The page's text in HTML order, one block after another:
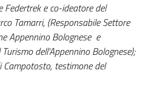
Federtrek e co-ideatore del
Tamarri, (Responsabile Settore
Appennino Bolognese e
dell'Appennino Bolognese);
Campotosto, testimone del